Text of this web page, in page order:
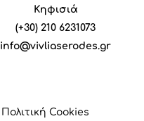
Κηφισιά
(+30) 210 6231073
info@vivliaserodes.gr
Πολιτική Cookies